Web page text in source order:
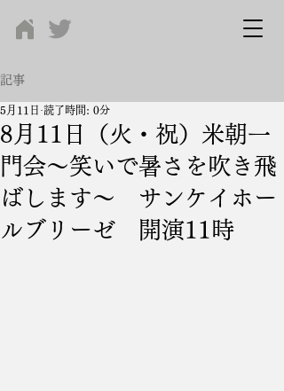
記事
8月11日（火・祝）米朝一
門会～笑いで暑さを吹き飛
ばします～ サンケイホー
ルブリーゼ 開演11時
5月11日 読了時間: 0分